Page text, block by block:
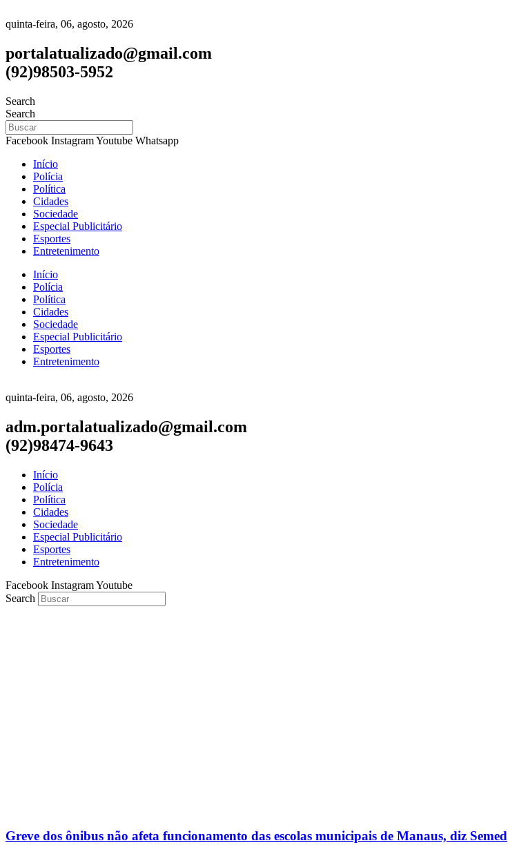
quinta-feira, 06, agosto, 2026
portalatualizado@gmail.com
(92)98503-5952
Search
Search
Facebook InstagramYoutube Whatsapp
Início
Polícia
Política
Cidades
Sociedade
Especial Publicitário
Esportes
Entretenimento
Início
Polícia
Política
Cidades
Sociedade
Especial Publicitário
Esportes
Entretenimento
quinta-feira, 06, agosto, 2026
adm.portalatualizado@gmail.com
(92)98474-9643
Início
Polícia
Política
Cidades
Sociedade
Especial Publicitário
Esportes
Entretenimento
Facebook InstagramYoutube
Search
Greve dos ônibus não afeta funcionamento das escolas municipais de Manaus, diz Semed